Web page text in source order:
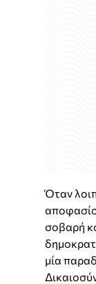
Όταν
σοβαρή
μία